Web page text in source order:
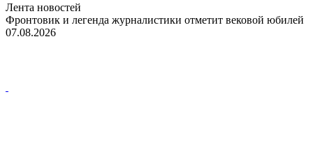
Лента новостей
Фронтовик и легенда журналистики отметит вековой юбилей
07.08.2026